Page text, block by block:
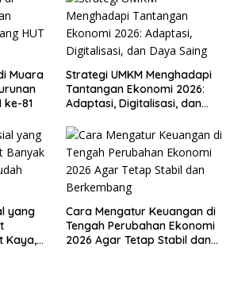
Muara
ke-81
Strategi UMKM Menghadapi
Tantangan Ekonomi 2026:
Adaptasi, Digitalisasi, dan
yang
Kaya,
Cara Mengatur Keuangan di
Tengah Perubahan Ekonomi
2026 Agar Tetap Stabil dan